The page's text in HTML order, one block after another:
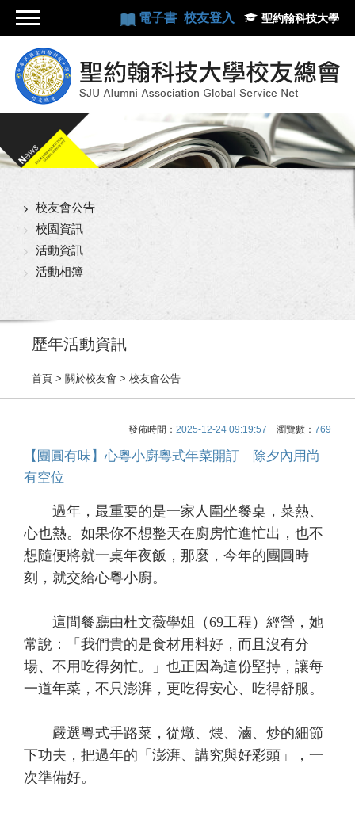
電子書 校友登入 聖約翰科技大學
校友會公告
校園資訊
活動資訊
活動相簿
歷年活動資訊
首頁 > 關於校友會 > 校友會公告
發佈時間： 2025-12-24 09:19:57 瀏覽數： 769
【團圓有味】心粵小廚粵式年菜開訂 除夕內用尚
有空位
過年，最重要的是一家人圍坐餐桌，菜熱、
心也熱。如果你不想整天在廚房忙進忙出，也不
想隨便將就一桌年夜飯，那麼，今年的團圓時
刻，就交給心粵小廚。
這間餐廳由杜文薇學姐（69工程）經營，她
常說：「我們貴的是食材用料好，而且沒有分
場、不用吃得匆忙。」也正因為這份堅持，讓每
一道年菜，不只澎湃，更吃得安心、吃得舒服。
嚴選粵式手路菜，從燉、煨、滷、炒的細節
下功夫，把過年的「澎湃、講究與好彩頭」，一
次準備好。